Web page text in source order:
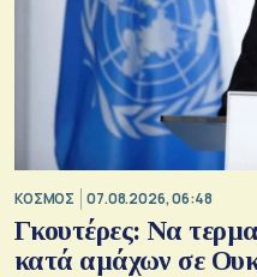
ΚΟΣΜΟΣ 07.08.2026, 06:48
Γκουτέρες: Να
κατά αμάχων σε